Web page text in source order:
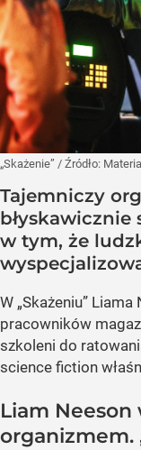
„Skażenie” / Źródło:
Tajemniczy
błyskawicznie
w tym, że
W „Skażeniu”
pracowników
szkoleni do
science fiction
Liam Neeson
organizmem.